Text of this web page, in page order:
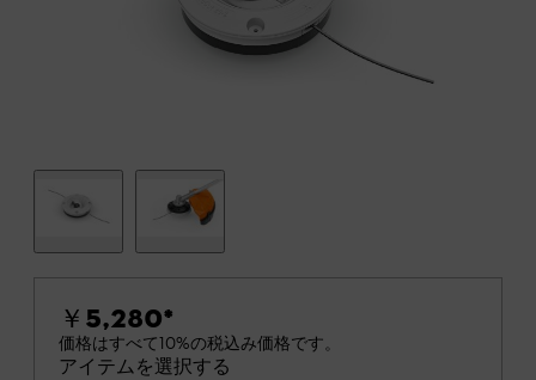
￥5,280*
価格はすべて10%の税込み価格です。
アイテムを選択する